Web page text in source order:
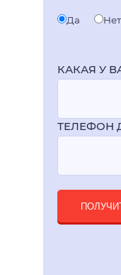
Да Нет
КАКАЯ У
ТЕЛЕФОН